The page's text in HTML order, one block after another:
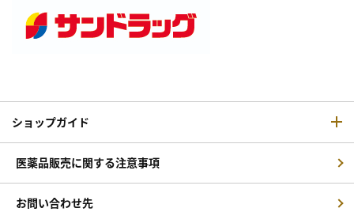
ショップガイド
医薬品販売に関する注意事項
お問い合わせ先